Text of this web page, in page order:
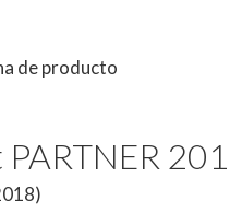
de producto
PARTNER